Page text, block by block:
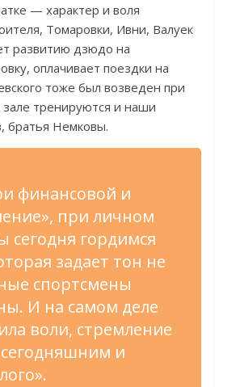
— характер и воля
Томаровки, Ивни, Валуек
развитию дзюдо на
оплачивает поездки на
тоже был возведен при
тренируются и наши
братья Немковы.
финансовой и
при личном
гордимся
задает тон не
спортсмены
И на самом деле
воли, стремление
и